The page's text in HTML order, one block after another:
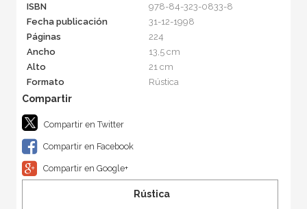
ISBN
978-84-323-0833-8
Fecha publicación
31-12-1998
Páginas
224
Ancho
13,5 cm
Alto
21 cm
Formato
Rústica
Compartir en Twitter
Compartir en Facebook
Compartir en Google+
Rústica